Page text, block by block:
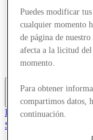
Ofertas
Planifica tu
¿Qué pasa?
Comer y beber
Tarjetas regalo
Servicios
Más
El Club
Salvado
Puedes modificar
cualquier momento
de página de
afecta a la licitud del
momento.
Para obtener
compartimos datos,
continuación.